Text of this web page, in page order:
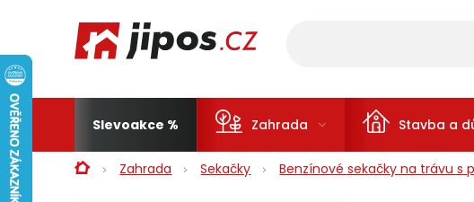
Slevoakce Zahrada Stavba a
DomůZahrada Sekačky Benzínové sekačky na trávu s